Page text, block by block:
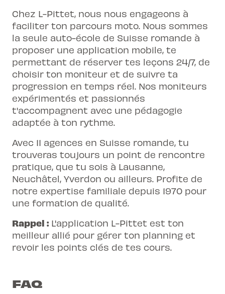
Chez L-Pittet, nous nous engageons à
faciliter ton parcours moto. Nous sommes
la seule auto-école de Suisse romande à
proposer une application mobile, te
permettant de réserver tes leçons 24/7, de
choisir ton moniteur et de suivre ta
progression en temps réel. Nos moniteurs
expérimentés et passionnés
t'accompagnent avec une pédagogie
adaptée à ton rythme.
Avec 11 agences en Suisse romande, tu
trouveras toujours un point de rencontre
pratique, que tu sois à Lausanne,
Neuchâtel, Yverdon ou ailleurs. Profite de
notre expertise familiale depuis 1970 pour
une formation de qualité.
Rappel : L'application L-Pittet est ton
meilleur allié pour gérer ton planning et
revoir les points clés de tes cours.
FAQ